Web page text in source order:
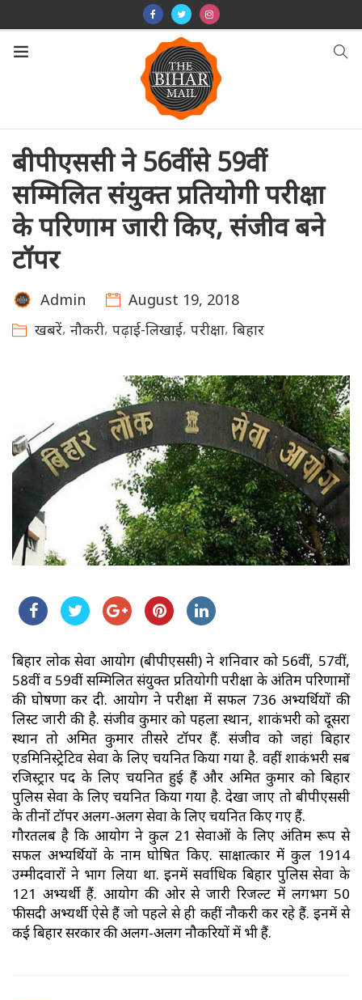
बीपीएससी ने 56वीं से 59वीं
सम्मिलित संयुक्त प्रतियोगी परीक्षा
के परिणाम जारी किए, संजीव बने
टॉपर
Admin
August 19, 2018
खबरें, नौकरी, पढ़ाई-लिखाई, परीक्षा, बिहार
बिहार लोक सेवा आयोग (बीपीएससी) ने शनिवार को 56वीं, 57वीं,
58वीं व 59वीं सम्मिलित संयुक्त प्रतियोगी परीक्षा के अंतिम परिणामों
की घोषणा कर दी. आयोग ने परीक्षा में सफल 736 अभ्यर्थियों की
लिस्ट जारी की है. संजीव कुमार को पहला स्थान, शाकंभरी को दूसरा
स्थान तो अमित कुमार तीसरे टॉपर हैं. संजीव को जहां बिहार
एडमिनिस्ट्रेटिव सेवा के लिए चयनित किया गया है. वहीं शाकंभरी सब
रजिस्ट्रार पद के लिए चयनित हुई हैं और अमित कुमार को बिहार
पुलिस सेवा के लिए चयनित किया गया है. देखा जाए तो बीपीएससी
के तीनों टॉपर अलग-अलग सेवा के लिए चयनित किए गए हैं.
गौरतलब है कि आयोग ने कुल 21 सेवाओं के लिए अंतिम रूप से
सफल अभ्यर्थियों के नाम घोषित किए. साक्षात्कार में कुल 1914
उम्मीदवारों ने भाग लिया था. इनमें सर्वाधिक बिहार पुलिस सेवा के
121 अभ्यर्थी हैं. आयोग की ओर से जारी रिजल्ट में लगभग 50
फीसदी अभ्यर्थी ऐसे हैं जो पहले से ही कहीं नौकरी कर रहे हैं. इनमें से
कई बिहार सरकार की अलग-अलग नौकरियों में भी हैं.